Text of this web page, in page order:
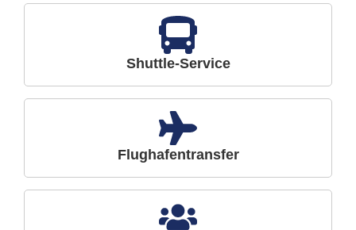
Shuttle-Service
Flughafentransfer